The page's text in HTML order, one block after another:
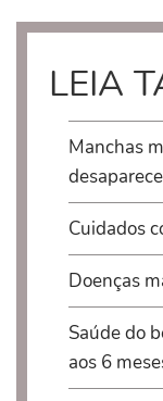
LEIA
Manchas
Cuidados
Doenças
Saúde do
aos 6